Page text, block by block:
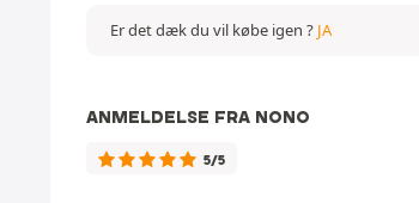
Er det dæk du vil købe igen ? JA
ANMELDELSE FRA NONO
5/5